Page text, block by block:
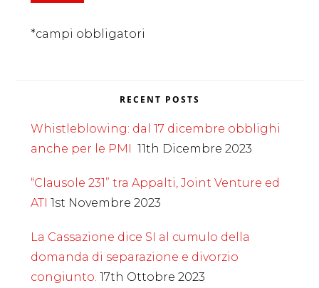
*campi obbligatori
RECENT POSTS
Whistleblowing: dal 17 dicembre obblighi
anche per le PMI
11th Dicembre 2023
“Clausole 231” tra Appalti, Joint Venture ed
ATI 1st Novembre 2023
La Cassazione dice SI al cumulo della
domanda di separazione e divorzio
congiunto. 17th Ottobre 2023